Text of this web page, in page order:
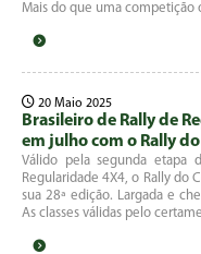
Mais do que uma competição
20 Maio 2025
Brasileiro de Rally de
em julho com o Rally
Válido pela segunda etapa
Regularidade 4X4, o Rally do
sua 28ª edição. Largada e
As classes válidas pelo